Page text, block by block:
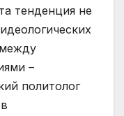
тенденция не
–
политолог